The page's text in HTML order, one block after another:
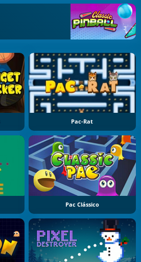
Pac-Rat
Pac Clássico